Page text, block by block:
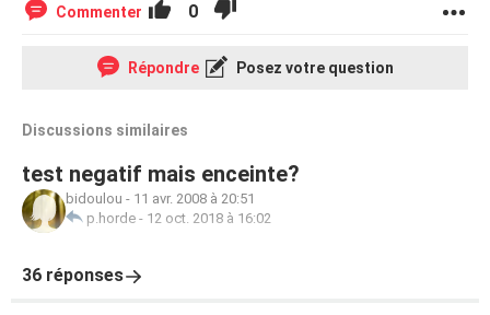
Commenter 0
Répondre Posez votre question
Discussions similaires
test negatif mais enceinte?
bidoulou - 11 avr. 2008 à 20:51
p.horde - 12 oct. 2018 à 16:02
36 réponses